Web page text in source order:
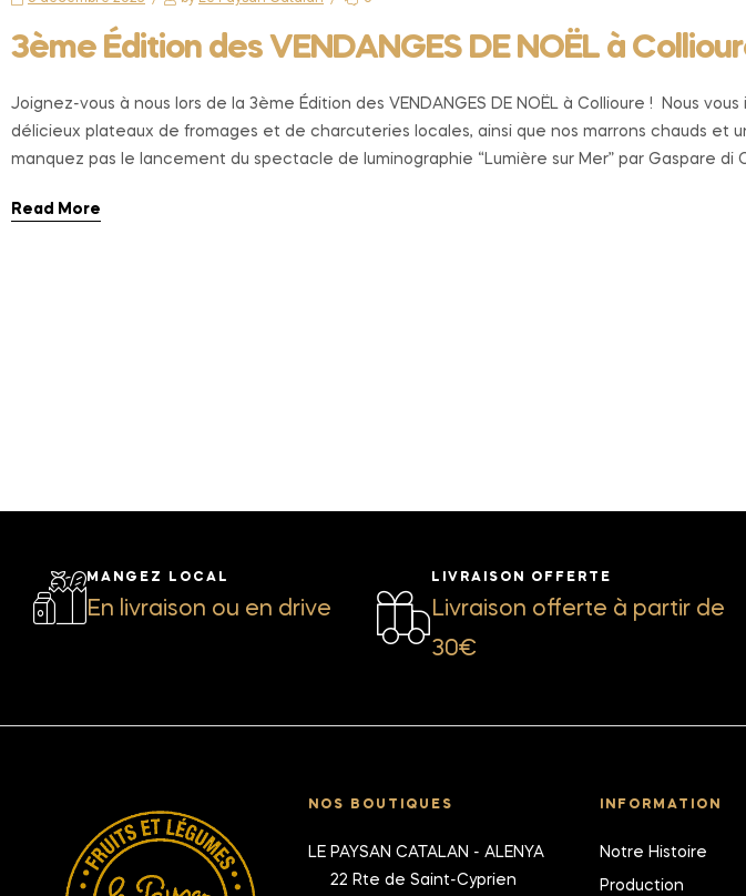
3ème Édition des VENDANGES DE NOËL à
Joignez-vous à nous lors de la 3ème Édition des VENDANGES DE NOËL à Collioure ! Nous
délicieux plateaux de fromages et de charcuteries locales, ainsi que nos marrons chauds et
manquez pas le lancement du spectacle de luminographie “Lumière sur Mer” par Gaspare di
Read More
MANGEZ LOCAL
En livraison ou en drive
LIVRAISON OFFERTE
Livraison offerte à partir de
30€
NOS BOUTIQUES
LE PAYSAN CATALAN - ALENYA
22 Rte de Saint-Cyprien
INFORMATION
Notre Histoire
Production